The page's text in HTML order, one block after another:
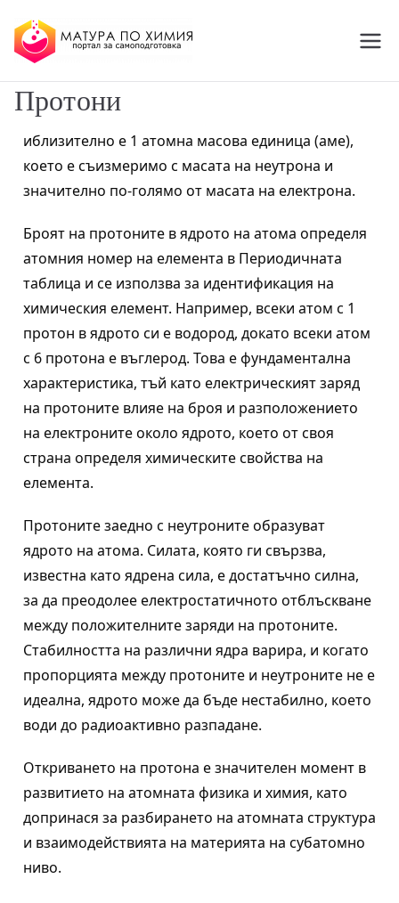
МАТУРА ПО ХИМИЯ
Online
Протони
иблизително е 1 атомна масова единица (аме),
което е съизмеримо с масата на неутрона и
значително по-голямо от масата на електрона.
Броят на протоните в ядрото на атома определя
атомния номер на елемента в Периодичната
таблица и се използва за идентификация на
химическия елемент. Например, всеки атом с 1
протон в ядрото си е водород, докато всеки атом
с 6 протона е въглерод. Това е фундаментална
характеристика, тъй като електрическият заряд
на протоните влияе на броя и разположението
на електроните около ядрото, което от своя
страна определя химическите свойства на
елемента.
Протоните заедно с неутроните образуват
ядрото на атома. Силата, която ги свързва,
известна като ядрена сила, е достатъчно силна,
за да преодолее електростатичното отблъскване
между положителните заряди на протоните.
Стабилността на различни ядра варира, и когато
пропорцията между протоните и неутроните не е
идеална, ядрото може да бъде нестабилно, което
води до радиоактивно разпадане.
Откриването на протона е значителен момент в
развитието на атомната физика и химия, като
допринася за разбирането на атомната структура
и взаимодействията на материята на субатомно
ниво.